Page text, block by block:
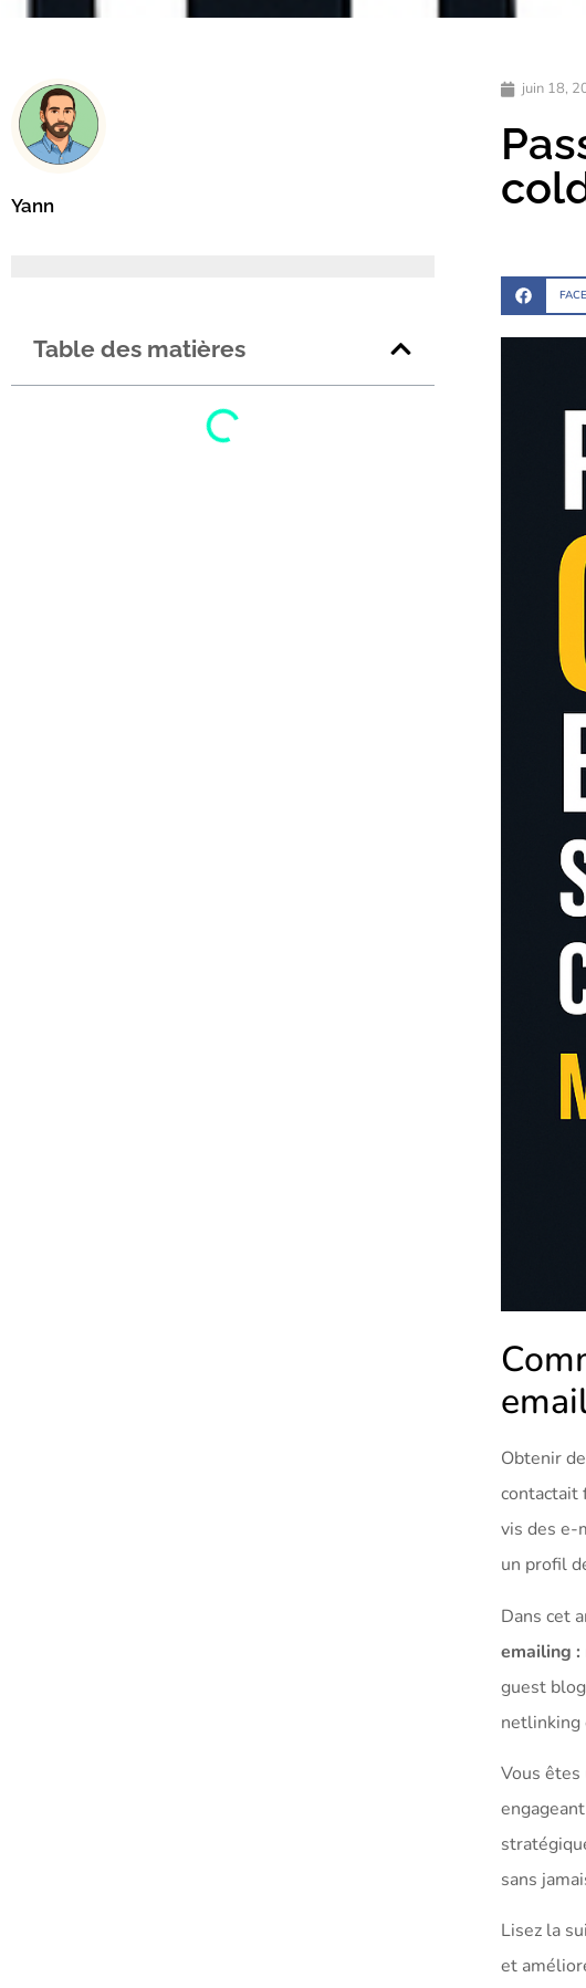
Yann
Table des matières
juin 18,
Obtenir
contactait
vis des e-
un profil
Dans cet
emailing
guest
netlinking
Vous
sans
Lisez la
et